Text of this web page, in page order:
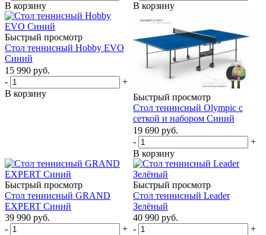
В корзину
В корзину
Быстрый просмотр
Стол теннисный Hobby EVO
Синий
15 990 руб.
-
+
В корзину
Быстрый просмотр
Стол теннисный Olympic с
сеткой и набором Синий
19 690 руб.
-
+
В корзину
Быстрый просмотр
Стол теннисный GRAND
EXPERT Синий
39 990 руб.
-
+
Быстрый просмотр
Стол теннисный Leader
Зелёный
40 990 руб.
-
+